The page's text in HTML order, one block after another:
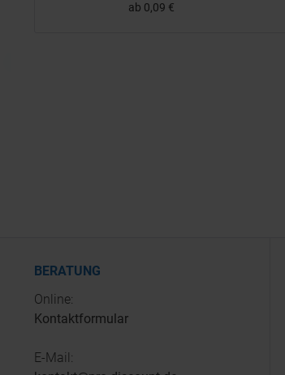
ab 0,09 €
BERATUNG
Online:
Kontaktformular
E-Mail: